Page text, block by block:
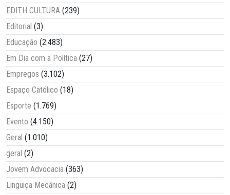
EDITH CULTURA (239)
Editorial (3)
Educação (2.483)
Em Dia com a Política (27)
Empregos (3.102)
Espaço Católico (18)
Esporte (1.769)
Evento (4.150)
Geral (1.010)
geral (2)
Jovem Advocacia (363)
Linguiça Mecânica (2)